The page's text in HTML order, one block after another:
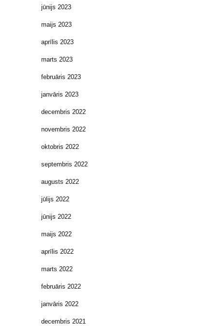
jūnijs 2023
maijs 2023
aprīlis 2023
marts 2023
februāris 2023
janvāris 2023
decembris 2022
novembris 2022
oktobris 2022
septembris 2022
augusts 2022
jūlijs 2022
jūnijs 2022
maijs 2022
aprīlis 2022
marts 2022
februāris 2022
janvāris 2022
decembris 2021